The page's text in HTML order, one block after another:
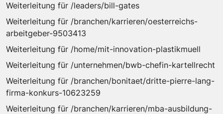
Weiterleitung für /leaders/bill-gates
Weiterleitung für /branchen/karrieren/oesterreichs-
arbeitgeber-9503413
Weiterleitung für /home/mit-innovation-plastikmuell
Weiterleitung für /unternehmen/bwb-chefin-kartellrecht
Weiterleitung für /branchen/bonitaet/dritte-pierre-lang-
firma-konkurs-10623259
Weiterleitung für /branchen/karrieren/mba-ausbildung-